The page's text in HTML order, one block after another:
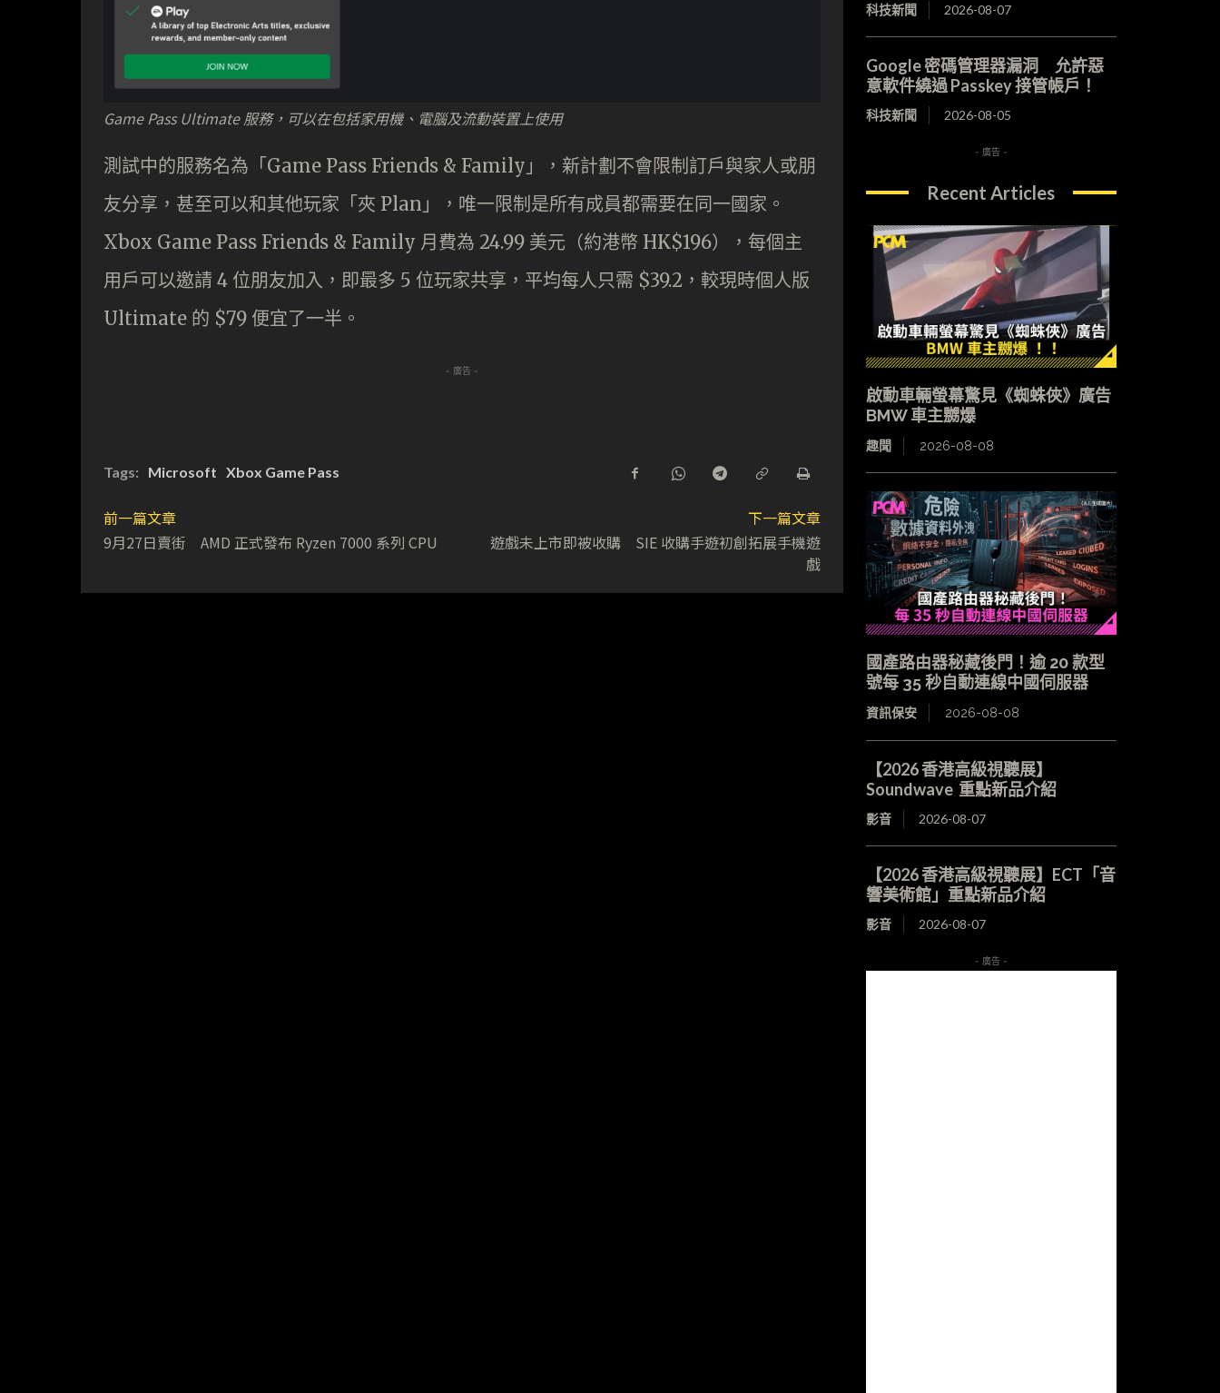
Game Pass Ultimate 服務，可以在包括家用機、電腦及流動裝置上使用
測試中的服務名為「Game Pass Friends & Family」，新計劃不會限制訂戶與家人或朋
友分享，甚至可以和其他玩家「夾 Plan」，唯一限制是所有成員都需要在同一國家。
Xbox Game Pass Friends & Family 月費為 24.99 美元（約港幣 HK$196），每個主
用戶可以邀請 4 位朋友加入，即最多 5 位玩家共享，平均每人只需 $39.2，較現時個人版
Ultimate 的 $79 便宜了一半。
- 廣告 -
Tags: Microsoft Xbox Game Pass
前一篇文章
9月27日賣街 AMD 正式發布 Ryzen 7000 系列 CPU
下一篇文章
遊戲未上市即被收購 SIE 收購手遊初創拓展手機遊
戲
科技新聞 2026-08-07
Google 密碼管理器漏洞 允許惡
意軟件繞過 Passkey 接管帳戶！
科技新聞 2026-08-05
- 廣告 -
Recent Articles
啟動車輛螢幕驚見《蜘蛛俠》廣告
BMW 車主嬲爆
趣聞 2026-08-08
國產路由器秘藏後門！逾 20 款型
號每 35 秒自動連線中國伺服器
資訊保安 2026-08-08
【2026 香港高級視聽展】
Soundwave 重點新品介紹
影音 2026-08-07
【2026 香港高級視聽展】ECT「音
響美術館」重點新品介紹
影音 2026-08-07
- 廣告 -